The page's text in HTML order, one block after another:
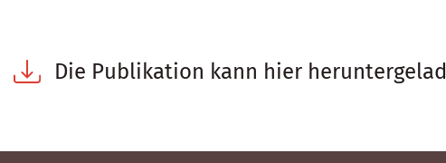
Die Publikation kann hier